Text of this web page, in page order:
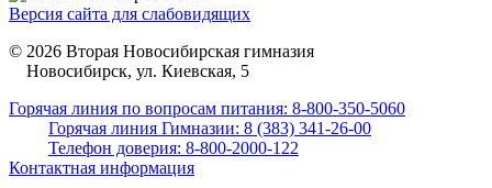
Версия сайта для слабовидящих
© 2026 Вторая Новосибирская гимназия
Новосибирск, ул. Киевская, 5
Горячая линия по вопросам питания: 8-800-350-5060
Горячая линия Гимназии: 8 (383) 341-26-00
Телефон доверия: 8-800-2000-122
Контактная информация